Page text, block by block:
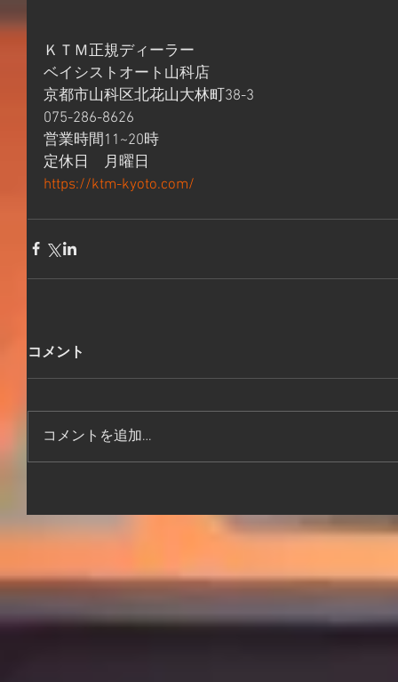
ＫＴＭ正規ディーラー
ベイシストオート山科店
京都市山科区北花山大林町38-3
075-286-8626
営業時間11~20時
定休日　月曜日
https://ktm-kyoto.com/
コメント
コメントを追加…